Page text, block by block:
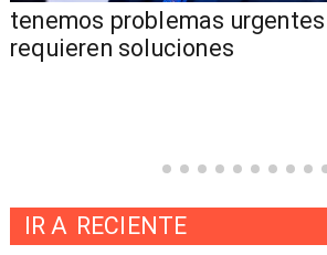
tenemos problemas
requieren soluciones
IR A RECIENTE